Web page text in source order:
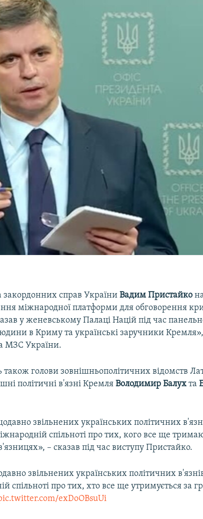
закордонних справ УкраїниВадим Пристайко
міжнародної платформи для обговорення
у женевському Палаці Націй під час
в Криму та українські заручники Кремля»,
МЗС України.
також голови зовнішньополітичних відомств
політичні в'язні КремляВолодимир Балухта
звільнених українських політичних
спільноті про тих, кого все ще
– сказав під час виступу Пристайко.
звільнених українських політичних
спільноті про тих, хто все ще утримується за
exDoOBsuUi